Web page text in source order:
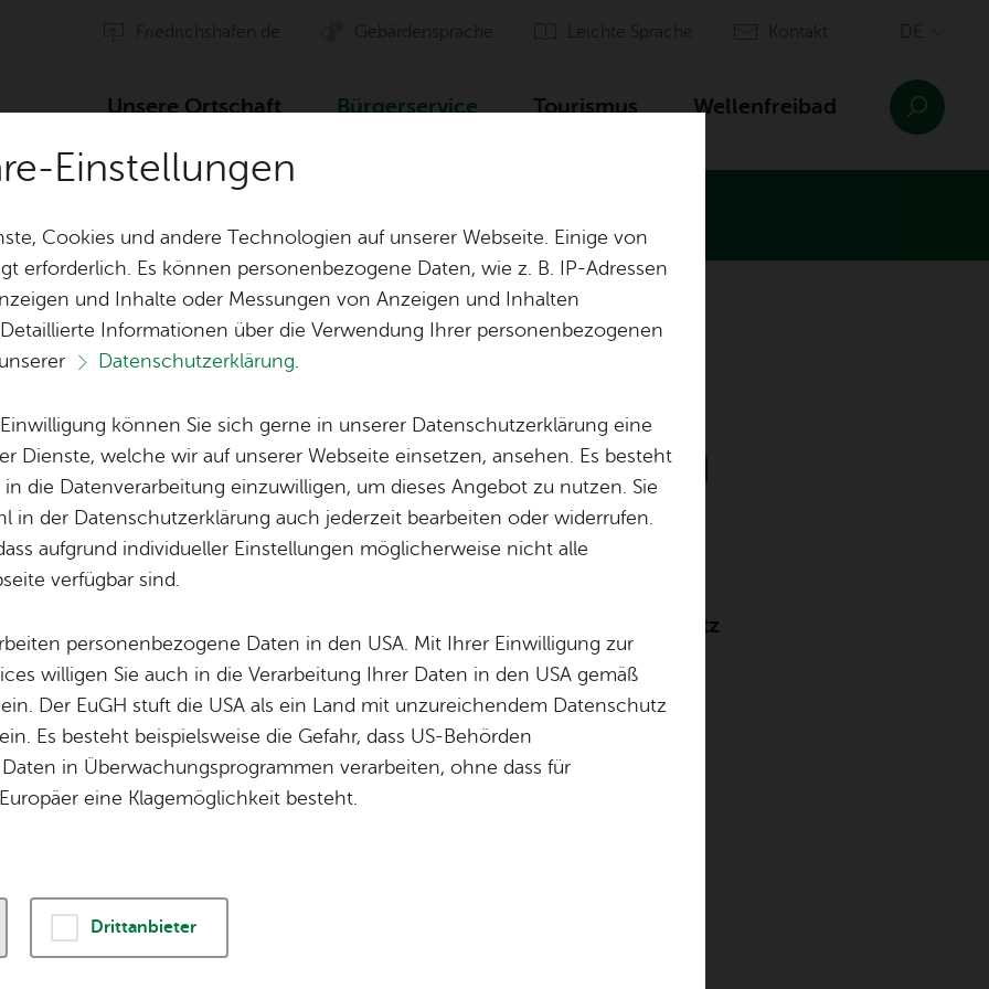
Fried­richs­ha­fen.de Ge­bär­den­spra­che Leich­te Spra­che Kon­takt
Un­se­re Ort­schaft Bür­ger­ser­vice Tou­ris­mus Wel­len­frei­bad
Orts­vor­ste­her & Ort­schafts­rat
Lo­ka­le Agen­da
Ak­ti­on Ge­mein­sinn Ai­lin­gen
Bil­der
Vor­le­sen
zum vor­über­ge­hen­den
Ai­lin­gen
Gastronomiebetrieb nach § 2 Abs. 2 Landesgaststättengesetz
2026 entfällt die bisherige Erlaubnispflicht für den Betrieb eines
Art lediglich einer Anzeigepflicht. Die bisherige Differenzierung
wird nicht fortgeführt. Ebenso entfällt ab 1. Januar 2026
Erteilung einer Gestattung zum Ausschank von alkoholischen
Einstellungen
Cookies und andere Technologien auf unserer Webseite. Einige von
erforderlich. Es können personenbezogene Daten, wie z. B. IP-Adressen
und Inhalte oder Messungen von Anzeigen und Inhalten
Informationen über die Verwendung Ihrer personenbezogenen
Datenschutzerklärung.
können Sie sich gerne in unserer Datenschutzerklärung eine
Dienste, welche wir auf unserer Webseite einsetzen, ansehen. Es besteht
die Datenverarbeitung einzuwilligen, um dieses Angebot zu nutzen. Sie
in der Datenschutzerklärung auch jederzeit bearbeiten oder widerrufen.
aufgrund individueller Einstellungen möglicherweise nicht alle
verfügbar sind.
personenbezogene Daten in den USA. Mit Ihrer Einwilligung zur
willigen Sie auch in die Verarbeitung Ihrer Daten in den USA gemäß
ein. Der EuGH stuft die USA als ein Land mit unzureichendem Datenschutz
Es besteht beispielsweise die Gefahr, dass US-Behörden
in Überwachungsprogrammen verarbeiten, ohne dass für
eine Klagemöglichkeit besteht.
Drittanbieter